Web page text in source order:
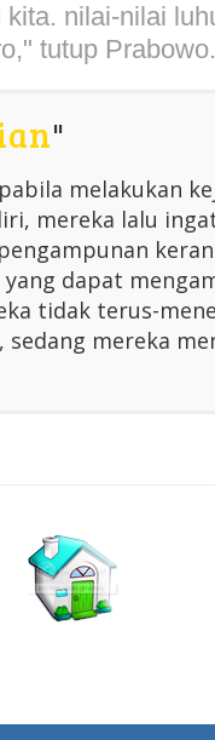
nilai-nilai
tutup Prabowo.
"
melakukan
mereka lalu
dapat
tidak terus-
mereka